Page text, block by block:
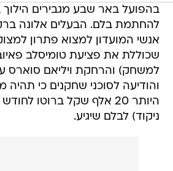
בהפועל באר שבע מגבירים הילוך
להחתמת בלם. הבעלים אלונה
אנשי המועדון למצוא פתרון
שכוללת את פציעת טומיסלב
למשחק) והרחקת ויליאם סוארס
והודיעה לסוכני שחקנים כי תהיה
היותר 20 אלף שקל ברוטו
ניקוד) לבלם שיגיע.